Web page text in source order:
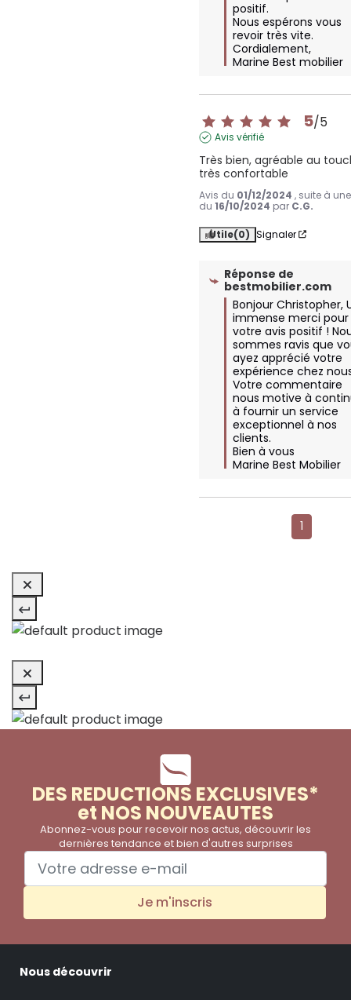
positif.
Nous espérons vous
revoir très vite.
Cordialement,
Marine Best mobilier
5/5
Avis vérifié
Très bien, agréable au
très confortable
Avis du 01/12/2024 , suite à
du16/10/2024 par C.G.
Utile(0) Signaler
Réponse de
bestmobilier.com
Bonjour Christopher,
immense merci pour
votre avis positif !
sommes ravis que
ayez apprécié votre
expérience chez
Votre commentaire
nous motive à
à fournir un service
exceptionnel à nos
clients.
Bien à vous
Marine Best Mobilier
1
DES REDUCTIONS EXCLUSIVES*
et NOS NOUVEAUTES
Abonnez-vous pour recevoir nos actus, découvrir les
dernières tendance et bien d'autres surprises
Je m'inscris
Nous découvrir